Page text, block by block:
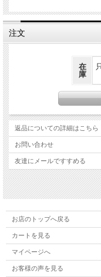
注文
在
庫
返品についての詳細はこちら
お問い合わせ
友達にメールですすめる
お店のトップへ戻る
カートを見る
マイページへ
お客様の声を見る